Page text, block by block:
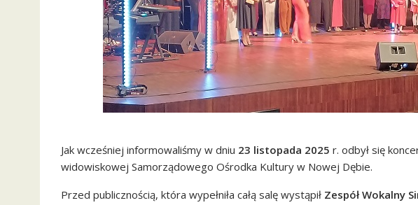
Jak wcześniej informowaliśmy w dniu 23 listopada 2025 r. odbył się
widowiskowej Samorządowego Ośrodka Kultury w Nowej Dębie.
Przed publicznością, która wypełniła całą salę wystąpił Zespół Wokalny